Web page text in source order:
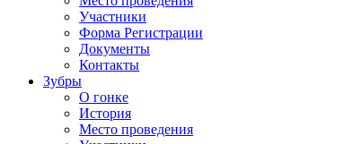
Участники
Форма Регистрации
Документы
Контакты
Зубры
О гонке
История
Место проведения